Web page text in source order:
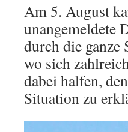
Am 5. August
unangemeldete
durch die ganze
wo sich
dabei halfen,
Situation zu